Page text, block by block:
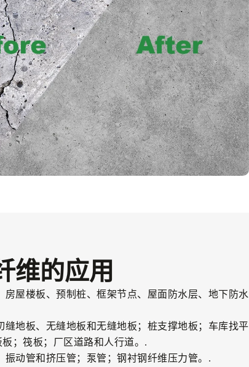
维的应用
房屋楼板、预制桩、框架节点、屋面防水层、地下防水
缝地板、无缝地板和无缝地板；桩支撑地板；车库找平
；筏板；厂区道路和人行道。.
振动管和挤压管；泵管；钢衬钢纤维压力管。.